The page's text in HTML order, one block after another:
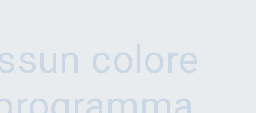
colore